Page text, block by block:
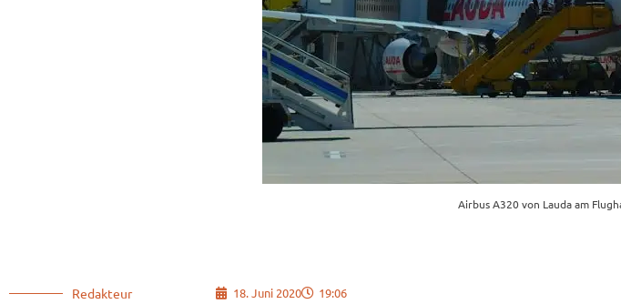
Airbus A320 von Lauda am
Redakteur 18. Juni 2020 19:06